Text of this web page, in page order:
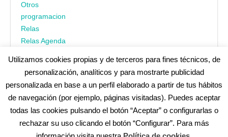
Otros
programacion
Relas
Relas Agenda
¿No encuentras alguna cosa? Echa un vistazo encadiz.es|
Aviso legal| Política de privacidad|Accesibilidad| Política de
Utilizamos cookies propias y de terceros para fines técnicos, de
personalización, analíticos y para mostrarte publicidad
personalizada en base a un perfil elaborado a partir de tus hábitos
de navegación (por ejemplo, páginas visitadas). Puedes aceptar
todas las cookies pulsando el botón “Aceptar” o configurarlas o
rechazar su uso clicando el botón “Configurar”. Para más